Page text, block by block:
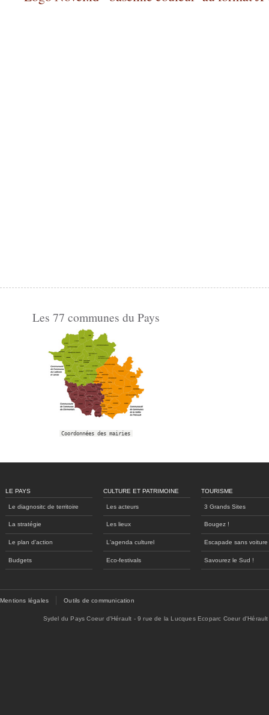
Les 77 communes du Pays
Coordonnées des mairies
LE PAYS
Le diagnositc de territoire
La stratégie
Le plan d'action
Budgets
CULTURE ET PATRIMOINE
Les acteurs
Les lieux
L'agenda culturel
Eco-festivals
TOURISME
3 Grands Sites
Bougez !
Escapade sans voiture
Savourez le Sud !
Mentions légales Outils de communication
Sydel du Pays Coeur d'Hérault - 9 rue de la Lucques Ecoparc Coeur